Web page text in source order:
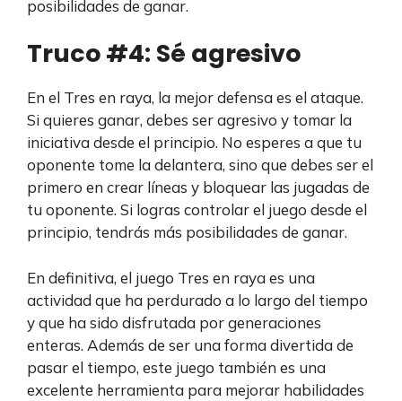
posibilidades de ganar.
Truco #4: Sé agresivo
En el Tres en raya, la mejor defensa es el ataque.
Si quieres ganar, debes ser agresivo y tomar la
iniciativa desde el principio. No esperes a que tu
oponente tome la delantera, sino que debes ser el
primero en crear líneas y bloquear las jugadas de
tu oponente. Si logras controlar el juego desde el
principio, tendrás más posibilidades de ganar.
En definitiva, el juego Tres en raya es una
actividad que ha perdurado a lo largo del tiempo
y que ha sido disfrutada por generaciones
enteras. Además de ser una forma divertida de
pasar el tiempo, este juego también es una
excelente herramienta para mejorar habilidades